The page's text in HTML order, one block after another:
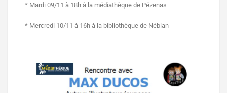
* Mardi 09/11 à 18h à la médiathèque de Pézenas
* Mercredi 10/11 à 16h à la bibliothèque de Nébian